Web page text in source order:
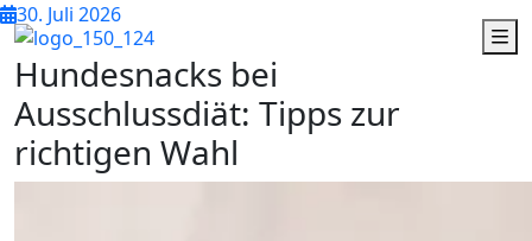
30. Juli 2026
Hundesnacks bei
Ausschlussdiät: Tipps zur
richtigen Wahl